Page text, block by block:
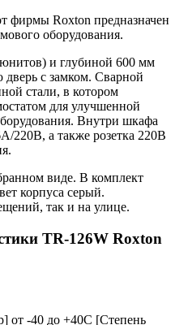
фирмы Roxton предназначен
оборудования.
и глубиной 600 мм
с замком. Сварной
стали, в котором
для улучшенной
Внутри шкафа
220В, а также розетка 220В
виде. В комплект
корпуса серый.
так и на улице.
TR-126W Roxton
от -40 до +40С [Степень